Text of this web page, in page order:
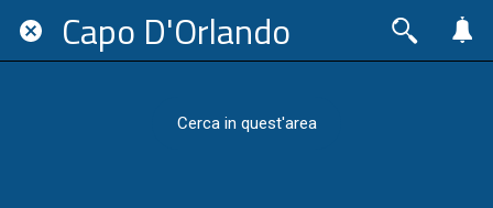
Capo D'Orlando
Cerca in quest'area